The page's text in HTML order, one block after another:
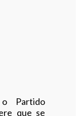
Partido
que se